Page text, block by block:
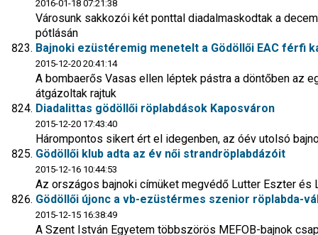
2016-01-18 07:21:38
Városunk sakkozói két ponttal diadalmaskodtak a
pótlásán
Bajnoki ezüstéremig menetelt a Gödöllői EAC férfi
2015-12-20 20:41:14
A bombaerős Vasas ellen léptek pástra a döntőben az
átgázoltak rajtuk
Diadalittas gödöllői röplabdások Kaposváron
2015-12-20 17:43:40
Hárompontos sikert ért el idegenben, az óév utolsó
Gödöllői klub adta az év női strandröplabdázóit
2015-12-16 10:44:53
Az országos bajnoki címüket megvédő Lutter Eszter
Gödöllői újonc a vb-ezüstérmes szenior röplabda-
2015-12-15 16:38:49
A Szent István Egyetem többszörös MEFOB-bajnok